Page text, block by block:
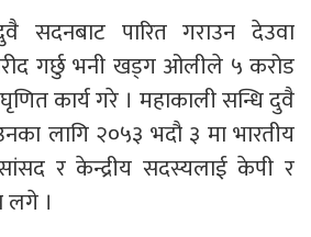
सदनबाट पारित गराउन देउवा
गर्छु भनी खड्ग ओलीले ५ करोड
कार्य गरे । महाकाली सन्धि दुवै
लागि २०५३ भदौ ३ मा भारतीय
र केन्द्रीय सदस्यलाई केपी र
लगे ।